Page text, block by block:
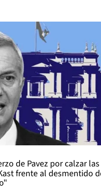
de Pavez por calzar las
frente al desmentido